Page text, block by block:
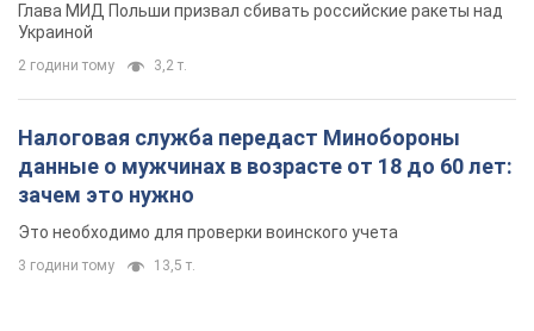
Глава МИД Польши призвал сбивать российские ракеты над
Украиной
2 години тому 3,2 т.
Налоговая служба передаст Минобороны
данные о мужчинах в возрасте от 18 до 60 лет:
зачем это нужно
Это необходимо для проверки воинского учета
3 години тому 13,5 т.